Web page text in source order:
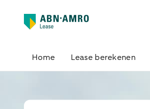
Home Lease berekenen